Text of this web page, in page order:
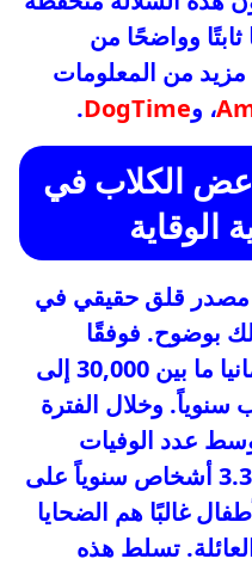
ثابتًا وواضحًا من
مزيد من المعلومات
، وDogTime
.
الكلاب في
الوقاية
قلق حقيقي في
بوضوح. فوفقًا
لتقييمات متنوعة، تُسجل ألمانيا ما بين 30,000 إلى
سنوياً. وخلال الفترة
بلغ متوسط عدد الوفيات
الناجمة عن هجمات الكلاب 3.3 أشخاص سنوياً على
غالبًا هم الضحايا
تسلط هذه